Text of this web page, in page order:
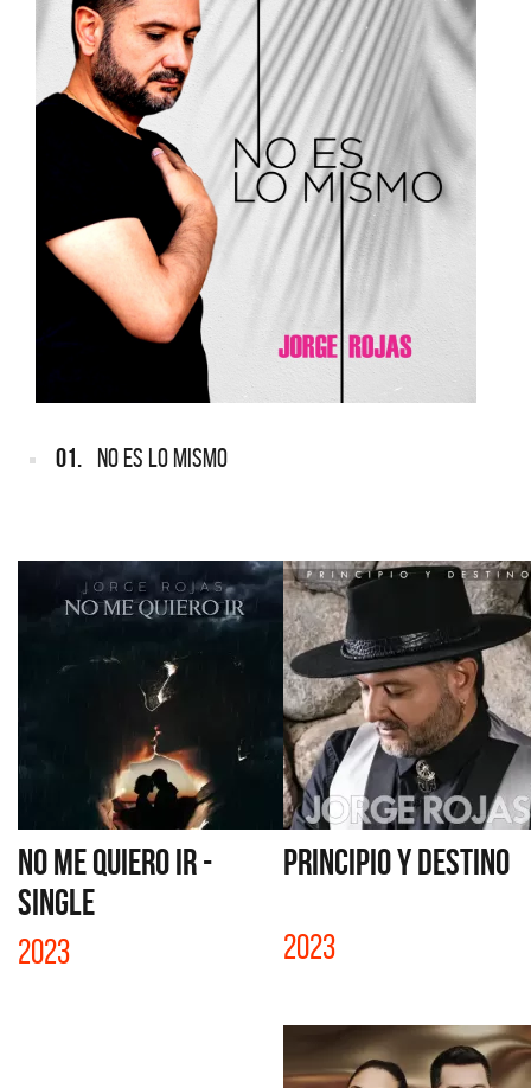
01. NO ES LO MISMO
NO ME QUIERO IR -
SINGLE
2023
PRINCIPIO Y DESTINO
2023